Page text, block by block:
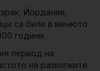
Йордания,
са били в менюто
години.
период на
на разкопките